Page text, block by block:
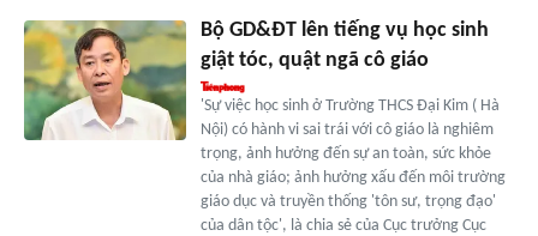
Bộ GD&ĐT lên tiếng vụ học sinh
giật tóc, quật ngã cô giáo
'Sự việc học sinh ở Trường THCS Đại Kim ( Hà
Nội) có hành vi sai trái với cô giáo là nghiêm
trọng, ảnh hưởng đến sự an toàn, sức khỏe
của nhà giáo; ảnh hưởng xấu đến môi trường
giáo dục và truyền thống 'tôn sư, trọng đạo'
của dân tộc', là chia sẻ của Cục trưởng Cục